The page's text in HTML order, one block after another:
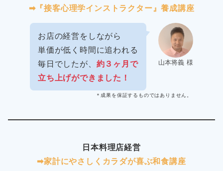
➡︎『接客心理学インストラクター』養成講座
山本将義 様
お店の経営をしながら
単価が低く時間に追われる
毎日でしたが、 約３ヶ月で
立ち上げができました！
＊成果を保証するものではありません。
日本料理店経営
➡︎家計にやさしくカラダが喜ぶ和食講座